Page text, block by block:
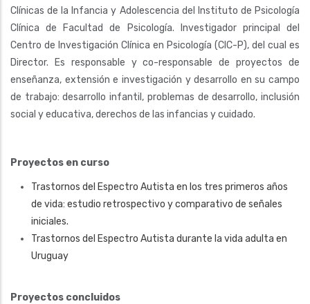
Clínicas de la Infancia y Adolescencia del Instituto de Psicología
Clínica de Facultad de Psicología. Investigador principal del
Centro de Investigación Clínica en Psicología (CIC-P), del cual es
Director. Es responsable y co-responsable de proyectos de
enseñanza, extensión e investigación y desarrollo en su campo
de trabajo: desarrollo infantil, problemas de desarrollo, inclusión
social y educativa, derechos de las infancias y cuidado.
Proyectos en curso
Trastornos del Espectro Autista en los tres primeros años
de vida: estudio retrospectivo y comparativo de señales
iniciales.
Trastornos del Espectro Autista durante la vida adulta en
Uruguay
Proyectos concluidos